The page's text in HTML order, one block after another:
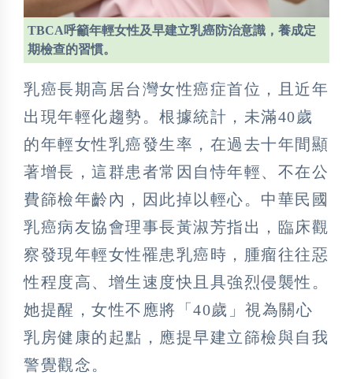
TBCA呼籲年輕女性及早建立乳癌防治意識，養成定
期檢查的習慣。
乳癌長期高居台灣女性癌症首位，且近年
出現年輕化趨勢。根據統計，未滿40歲
的年輕女性乳癌發生率，在過去十年間顯
著增長，這群患者常因自恃年輕、不在公
費篩檢年齡內，因此掉以輕心。中華民國
乳癌病友協會理事長黃淑芳指出，臨床觀
察發現年輕女性罹患乳癌時，腫瘤往往惡
性程度高、增生速度快且具強烈侵襲性。
她提醒，女性不應將「40歲」視為關心
乳房健康的起點，應提早建立篩檢與自我
警覺觀念。